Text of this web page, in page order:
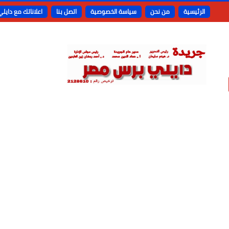
الرئيسية من نحن سياسة الخصوصية اتصل بنا اعلاناتك مع